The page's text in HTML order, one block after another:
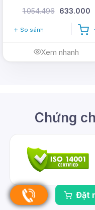
1.054.496 633.000
So sánh
Xem nhanh
Đặt
Chứng